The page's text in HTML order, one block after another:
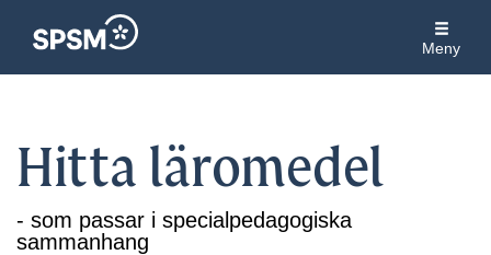
Meny
Hitta läromedel
- som passar i specialpedagogiska
sammanhang